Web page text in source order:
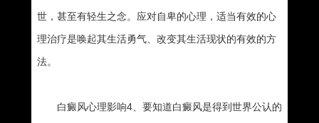
世，甚至有轻生之念。应对自卑的心理，适当有效的心
理治疗是唤起其生活勇气、改变其生活现状的有效的方
法。
白癜风心理影响4、要知道白癜风是得到世界公认的